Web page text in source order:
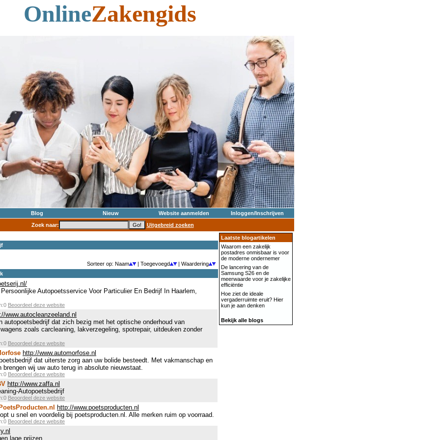
OnlineZakengids
Blog Nieuw Website aanmelden
Inloggen/Inschrijven
Zoek naar:
Uitgebreid zoeken
Sorteer op: Naam | Toegevoegd
| Waardering
Autopoetsservice Voor Particulier En Bedrijf In Haarlem,
Beoordeel deze website
www.autocleanzeeland.nl
autopoetsbedrijf dat zich bezig met het optische onderhoud van
zoals carcleaning, lakverzegeling, spotrepair, uitdeuken zonder
Beoordeel deze website
http://www.automorfose.nl
dat uiterste zorg aan uw bolide besteedt. Met vakmanschap en
wij uw auto terug in absolute nieuwstaat.
Beoordeel deze website
http://www.zaffa.nl
Autopoetsbedrijf
Beoordeel deze website
http://www.poetsproducten.nl
u snel en voordelig bij poetsproducten.nl. Alle merken ruim op voorraad.
Beoordeel deze website
lage prijzen
Laatste blogartikelen
Waarom een zakelijk
postadres onmisbaar is voor
de moderne ondernemer
De lancering van de
Samsung S26 en de
meerwaarde voor je zakelijke
efficiëntie
Hoe ziet de ideale
vergaderruimte eruit? Hier
kun je aan denken
Bekijk alle blogs